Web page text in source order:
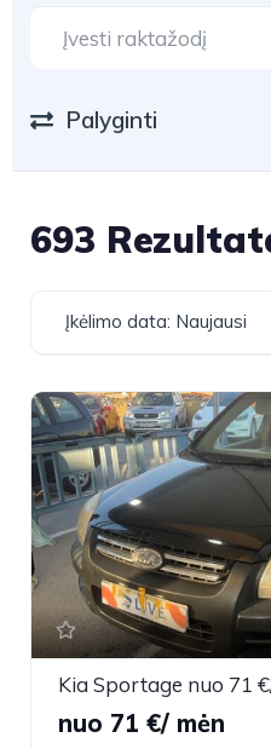
Palyginti
693
Įkėlimo data: Naujausi
nuo 71 €/ mėn